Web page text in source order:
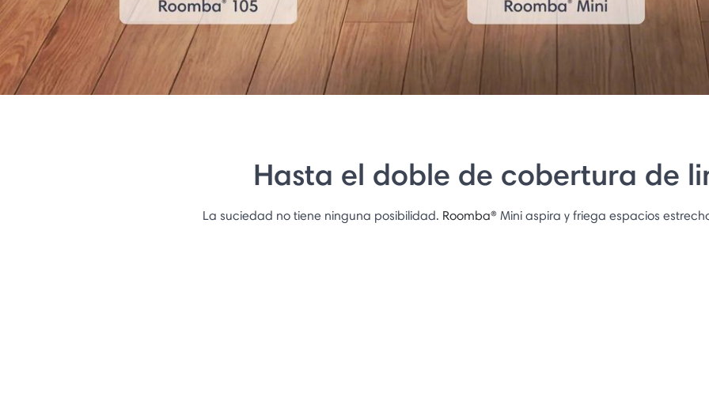
Hasta el doble de cobertura de
La suciedad no tiene ninguna posibilidad. Roomba®Mini aspira y friega espacios